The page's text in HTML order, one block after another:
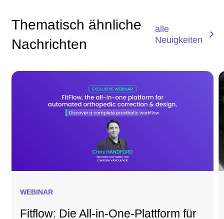
Thematisch ähnliche
Nachrichten
alle
Neuigkeiten
WEBINAR
Fitflow: Die All-in-One-Plattform für